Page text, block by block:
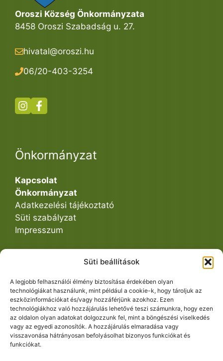
Süti beállítások
A legjobb felhasználói élmény biztosítása érdekében olyan
technológiákat használunk, mint például a cookie-k, hogy tároljuk az
eszközinformációkat és/vagy hozzáférjünk azokhoz. Ezen
technológiákhoz való hozzájárulás lehetővé teszi számunkra, hogy ezen
az oldalon olyan adatokat dolgozzunk fel, mint a böngészési viselkedés
vagy az egyedi azonosítók. A hozzájárulás elmaradása vagy
visszavonása hátrányosan befolyásolhat bizonyos funkciókat és
funkciókat.
Oroszi Község Önkormányzata
8458 Oroszi Szabadság u. 27.
hivatal@oroszi.hu
06/20-403-3254
Önkormányzat
Kapcsolat
Önkormányzat
Adatkezelési tájékoztató
Süti szabályzat
Impresszum
Közös Hivatal
Ügyintézés
Dokumentumtár